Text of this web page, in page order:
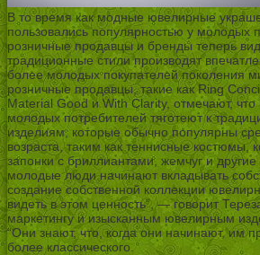
В то время как модные ювелирные
пользовались популярностью у молодых
розничные продавцы и бренды теперь
традиционные стили производят
более молодых покупателей поколения
розничные продавцы, такие как Ring
Material Good и With Clarity, отмечают,
молодых потребителей тяготеют к
изделиям, которые обычно популярны
возраста, таким как теннисные костюмы,
запонки с бриллиантами, жемчуг и другие
молодые люди начинают вкладывать
создание собственной коллекции
видеть в этом ценность”, — говорит
маркетингу и изысканным ювелирным
“Они знают, что, когда они начинают, им
более классического.